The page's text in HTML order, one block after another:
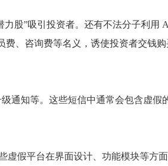
股”吸引投资者。还有不法分子利用
、咨询费等名义，诱使投资者交钱购
通知等。这些短信中通常会包含虚假
虚假平台在界面设计、功能模块等方